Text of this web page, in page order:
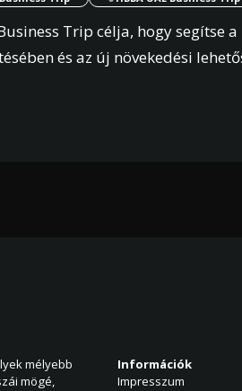
Trip célja, hogy segítse a
és az új növekedési
mélyebb
mögé,
Információk
Impresszum